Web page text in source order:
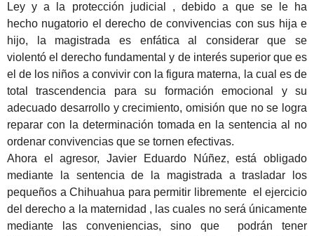
Ley y a la protección judicial , debido a que se le ha
hecho nugatorio el derecho de convivencias con sus hija e
hijo, la magistrada es enfática al considerar que se
violentó el derecho fundamental y de interés superior que es
el de los niños a convivir con la figura materna, la cual es de
total trascendencia para su formación emocional y su
adecuado desarrollo y crecimiento, omisión que no se logra
reparar con la determinación tomada en la sentencia al no
ordenar convivencias que se tornen efectivas.
Ahora el agresor, Javier Eduardo Núñez, está obligado
mediante la sentencia de la magistrada a trasladar los
pequeños a Chihuahua para permitir libremente el ejercicio
del derecho a la maternidad , las cuales no será únicamente
mediante las conveniencias, sino que podrán tener